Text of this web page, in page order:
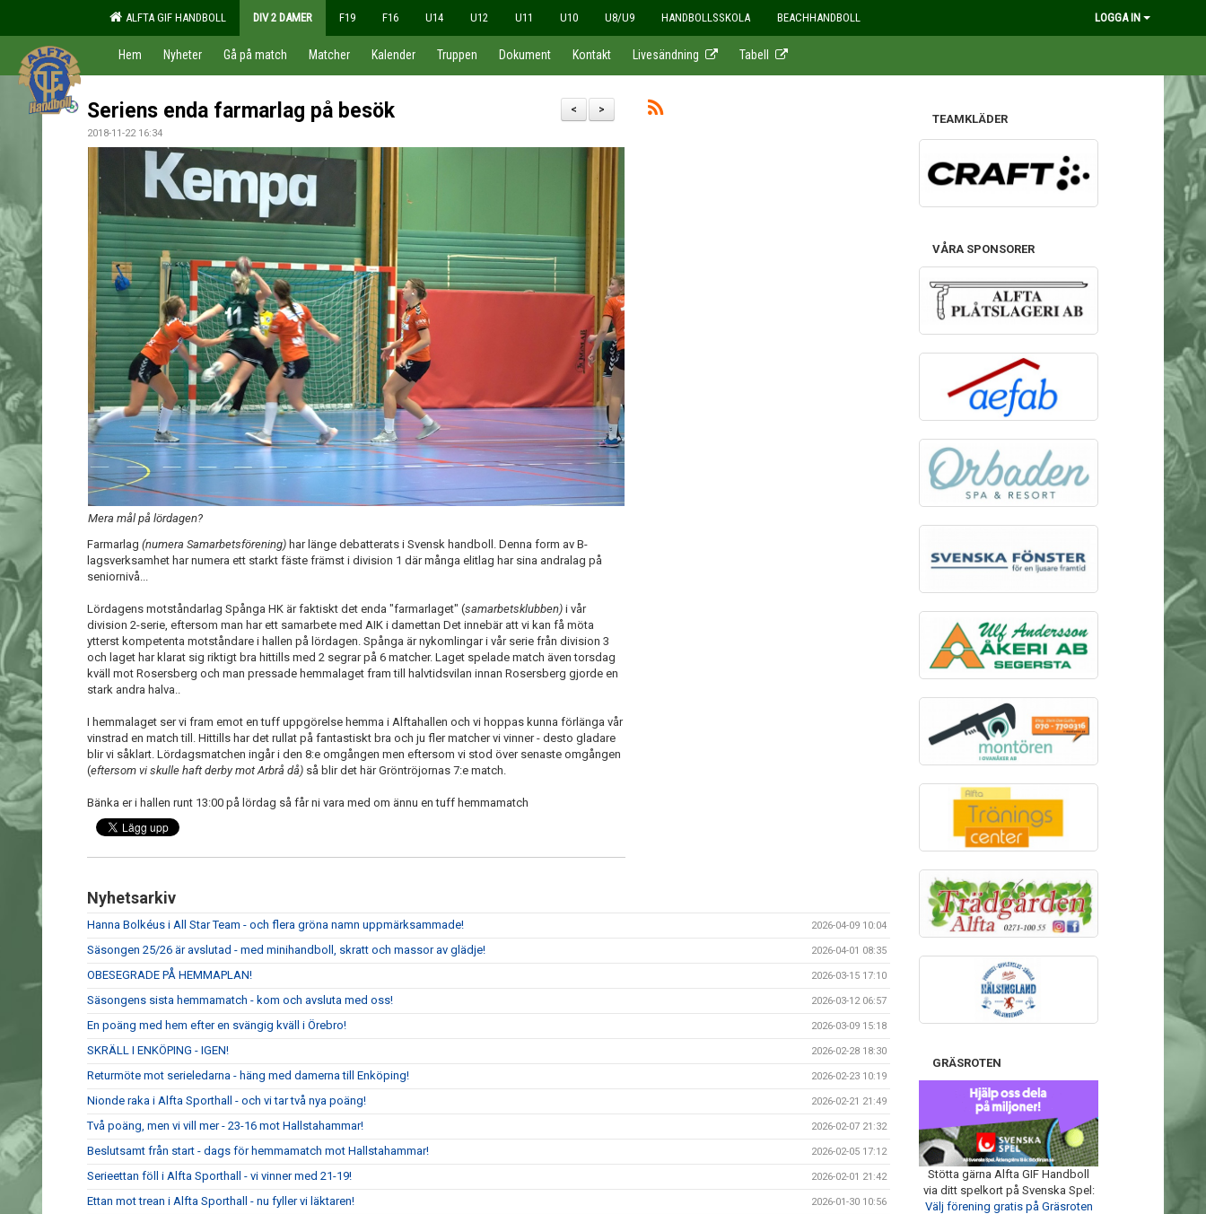
ALFTA GIF HANDBOLL DIV 2 DAMER F19 F16 U14 U12 U11 U10 U8/U9 HANDBOLLSSKOLA BEACHHANDBOLL LOGGA IN
Hem Nyheter Gå på match Matcher Kalender Truppen Dokument Kontakt Livesändning Tabell
>
<
Seriens enda farmarlag på besök
2018-11-22 16:34
Mera mål på lördagen?
Farmarlag (numera Samarbetsförening) har länge debatterats i Svensk handboll. Denna form av B-
lagsverksamhet har numera ett starkt fäste främst i division 1 där många elitlag har sina andralag på
seniornivå...
Lördagens motståndarlag Spånga HK är faktiskt det enda "farmarlaget" (samarbetsklubben) i vår
division 2-serie, eftersom man har ett samarbete med AIK i damettan Det innebär att vi kan få möta
ytterst kompetenta motståndare i hallen på lördagen. Spånga är nykomlingar i vår serie från division 3
och laget har klarat sig riktigt bra hittills med 2 segrar på 6 matcher. Laget spelade match även torsdag
kväll mot Rosersberg och man pressade hemmalaget fram till halvtidsvilan innan Rosersberg gjorde en
stark andra halva..
I hemmalaget ser vi fram emot en tuff uppgörelse hemma i Alftahallen och vi hoppas kunna förlänga vår
vinstrad en match till. Hittills har det rullat på fantastiskt bra och ju fler matcher vi vinner - desto gladare
blir vi såklart. Lördagsmatchen ingår i den 8:e omgången men eftersom vi stod över senaste omgången
(eftersom vi skulle haft derby mot Arbrå då) så blir det här Gröntröjornas 7:e match.
Bänka er i hallen runt 13:00 på lördag så får ni vara med om ännu en tuff hemmamatch
Nyhetsarkiv
Hanna Bolkéus i All Star Team - och flera gröna namn uppmärksammade! 2026-04-09 10:04
Säsongen 25/26 är avslutad - med minihandboll, skratt och massor av glädje! 2026-04-01 08:35
OBESEGRADE PÅ HEMMAPLAN! 2026-03-15 17:10
Säsongens sista hemmamatch - kom och avsluta med oss! 2026-03-12 06:57
En poäng med hem efter en svängig kväll i Örebro! 2026-03-09 15:18
SKRÄLL I ENKÖPING - IGEN! 2026-02-28 18:30
Returmöte mot serieledarna - häng med damerna till Enköping! 2026-02-23 10:19
Nionde raka i Alfta Sporthall - och vi tar två nya poäng! 2026-02-21 21:49
Två poäng, men vi vill mer - 23-16 mot Hallstahammar! 2026-02-07 21:32
Beslutsamt från start - dags för hemmamatch mot Hallstahammar! 2026-02-05 17:12
Serieettan föll i Alfta Sporthall - vi vinner med 21-19! 2026-02-01 21:42
Ettan mot trean i Alfta Sporthall - nu fyller vi läktaren! 2026-01-30 10:56
TEAMKLÄDER
VÅRA SPONSORER
GRÄSROTEN
Stötta gärna Alfta GIF Handboll
via ditt spelkort på Svenska Spel:
Välj förening gratis på Gräsroten